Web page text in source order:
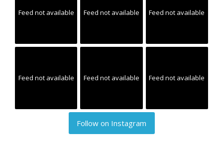
Feed not available Feed not available Feed not available
Feed not available Feed not available Feed not available
Follow on Instagram